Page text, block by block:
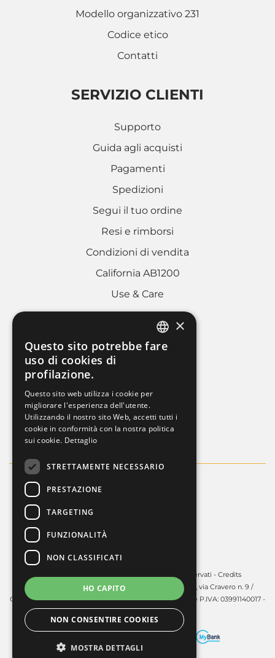
Modello organizzativo 231
Codice etico
Contatti
SERVIZIO CLIENTI
Supporto
Guida agli acquisti
Pagamenti
Spedizioni
Segui il tuo ordine
Resi e rimborsi
Condizioni di vendita
California AB1200
Use & Care
AREA LEGALE
Cookies policy
Whistleblowing
Dati societari
Copyright © 2025 - Guardini S.p.A. Tutti i diritti riservati - Credits
Guardini S.p.A. - Sede legale in Volpiano (TO) - 10088, via Cravero n. 9 /
Capitale sociale: € 450.000,00 i.v. - R.E.A. TO: 606141 C.F. e P.IVA: 03991140017 -
PEC:guardinispa@pec.unonet.it
ITALIAN
×
Questo sito potrebbe fare
uso di cookies di
profilazione.
Questo sito web utilizza i cookie per
migliorare l'esperienza dell'utente.
Utilizzando il nostro sito Web, accetti tutti i
cookie in conformità con la nostra politica
sui cookie. Dettaglio
STRETTAMENTE NECESSARIO
PRESTAZIONE
TARGETING
FUNZIONALITÀ
NON CLASSIFICATI
HO CAPITO
NON CONSENTIRE COOKIES
MOSTRA DETTAGLI